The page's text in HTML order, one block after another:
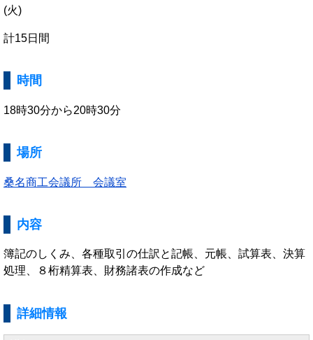
(火)
計15日間
時間
18時30分から20時30分
場所
桑名商工会議所 会議室
内容
簿記のしくみ、各種取引の仕訳と記帳、元帳、試算表、決算
処理、８桁精算表、財務諸表の作成など
詳細情報